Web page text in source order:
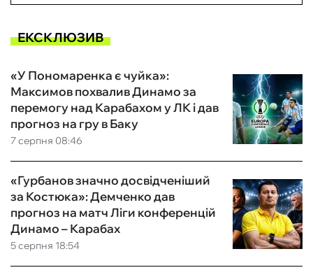
ЕКСКЛЮЗИВ
7 серпня 08:46
«У Пономаренка є чуйка»:
Максимов похвалив Динамо за
перемогу над Карабахом у ЛК і дав
прогноз на гру в Баку
5 серпня 18:54
«Гурбанов значно досвідченіший
за Костюка»: Демченко дав
прогноз на матч Ліги конференцій
Динамо – Карабах